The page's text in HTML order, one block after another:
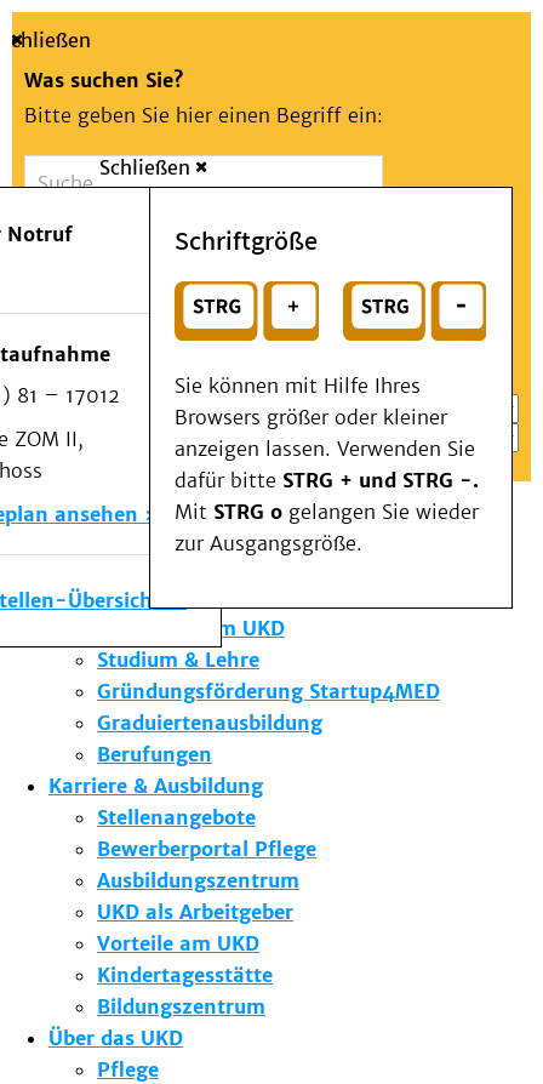
Suche
Schließen
Was suchen Sie?
Bitte geben Sie hier einen Begriff ein:
Suchen
oder
Wählen Sie ein Thema für Ihren Schnelleinstieg
Notfall
Schließen
Notruf
81 – 17012
ZOM II,
ansehen
Übersicht
Schriftgröße
Sie können mit Hilfe Ihres
Browsers größer oder kleiner
anzeigen lassen. Verwenden Sie
dafür bitte STRG + und STRG -.
Mit STRG o gelangen Sie wieder
zur Ausgangsgröße.
Menü
Patienten & Besucher
Kliniken/Institute/Zentren
Als Patient am UKD
Beratung und Unterstützung
Veranstaltungen
Kommunikation im Medizinwesen (KIM)
Notfall
Forschung & Lehre
Die Institute des UKD
Forschung am UKD
Studium & Lehre
Gründungsförderung Startup4MED
Graduiertenausbildung
Berufungen
Karriere & Ausbildung
Stellenangebote
Bewerberportal Pflege
Ausbildungszentrum
UKD als Arbeitgeber
Vorteile am UKD
Kindertagesstätte
Bildungszentrum
Über das UKD
Pflege